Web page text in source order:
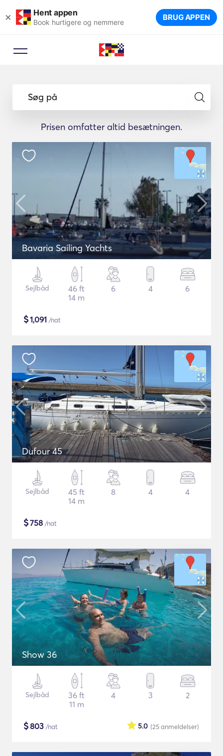
× Hent appen
Book hurtigere og nemmere BRUG APPEN
Søg på
Prisen omfatter altid besætningen.
Bavaria Sailing Yachts
Sejlbåd
46 ft
14 m
6 4 6
$1,091 /nat
Dufour 45
Sejlbåd
45 ft
14 m
8 4 4
$758 /nat
Show 36
Sejlbåd
36 ft
11 m
4 3 2
$803 /nat (25anmeldelser)
5.0